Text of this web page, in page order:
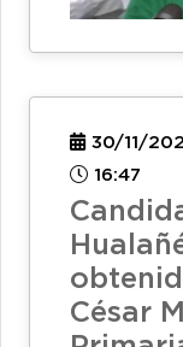
30/11/
16:47
César